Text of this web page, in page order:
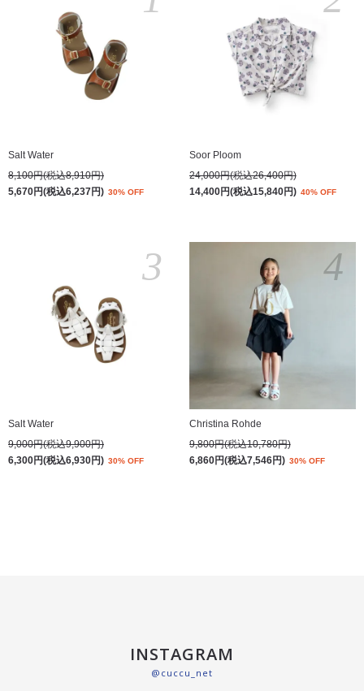
Salt Water
8,100円(税込8,910円)
5,670円(税込6,237円) 30% OFF
Soor Ploom
24,000円(税込26,400円)
14,400円(税込15,840円) 40% OFF
Salt Water
9,000円(税込9,900円)
6,300円(税込6,930円) 30% OFF
3
Christina Rohde
9,800円(税込10,780円)
6,860円(税込7,546円) 30% OFF
4
INSTAGRAM
@cuccu_net